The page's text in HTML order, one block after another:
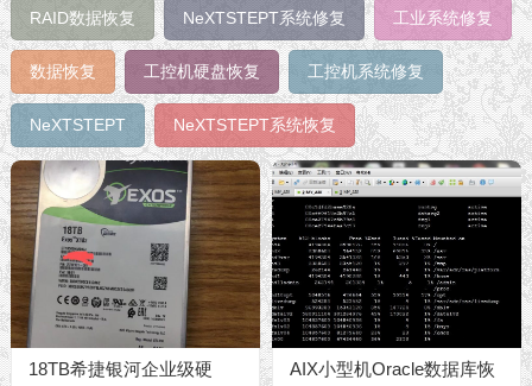
RAID数据恢复 NeXTSTEPT系统修复 工业系统修复
数据恢复 工控机硬盘恢复 工控机系统修复
NeXTSTEPT NeXTSTEPT系统恢复
18TB希捷银河企业级硬
AIX小型机Oracle数据库恢